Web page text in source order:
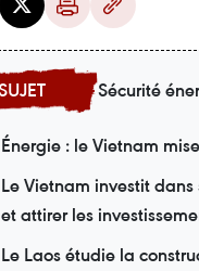
Sécurité
Énergie : le Vietnam
Le Vietnam investit
et attirer les
Le Laos étudie la